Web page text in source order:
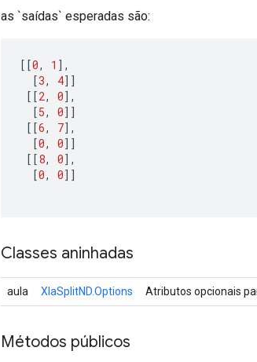
as `saídas` esperadas são:
[[0, 1 ],
[3, 4]]
[[2, 0],
[5, 0]]
[[6, 7],
[0, 0]]
[[8, 0],
[0, 0]]
Classes aninhadas
aula XlaSplitND.Options Atributos opcionais
Métodos públicos